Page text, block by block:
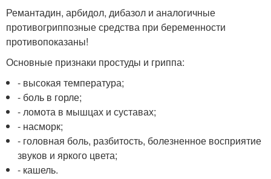
Ремантадин, арбидол, дибазол и аналогичные
противогриппозные средства при беременности
противопоказаны!
Основные признаки простуды и гриппа:
- высокая температура;
- боль в горле;
- ломота в мышцах и суставах;
- насморк;
- головная боль, разбитость, болезненное восприятие
звуков и яркого цвета;
- кашель.